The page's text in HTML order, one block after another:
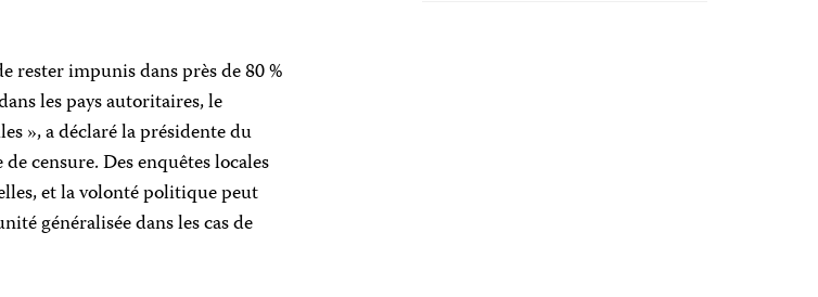
rester impunis dans près de 80 %
les pays autoritaires, le
», a déclaré la présidente du
censure. Des enquêtes locales
et la volonté politique peut
généralisée dans les cas de